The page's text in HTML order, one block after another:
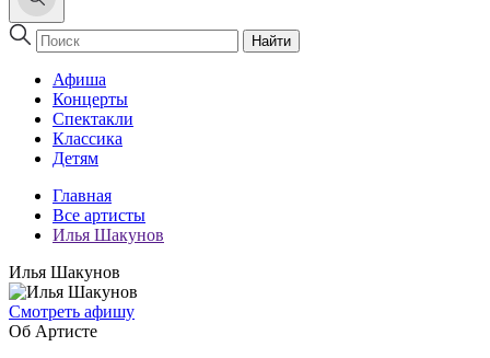
Найти
Афиша
Концерты
Спектакли
Классика
Детям
Главная
Все артисты
Илья Шакунов
Илья Шакунов
Cмотреть афишу
Об Артисте